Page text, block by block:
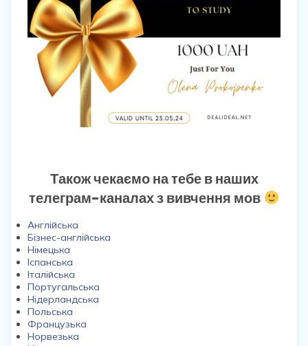
Також чекаємо на тебе в наших
телеграм-каналах з вивчення мов
Англійська
Бізнес-англійська
Німецька
Іспанська
Італійська
Португальська
Нідерландська
Польська
Французька
Норвезька